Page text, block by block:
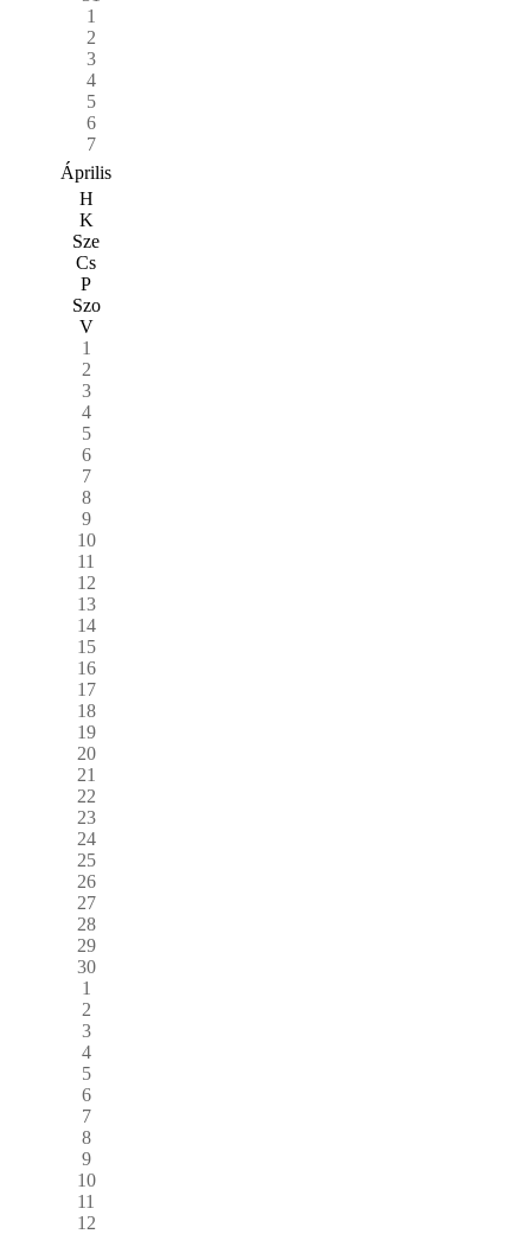
1
2
3
4
5
6
7
Április
H
K
Sze
Cs
P
Szo
V
1
2
3
4
5
6
7
8
9
10
11
12
13
14
15
16
17
18
19
20
21
22
23
24
25
26
27
28
29
30
1
2
3
4
5
6
7
8
9
10
11
12